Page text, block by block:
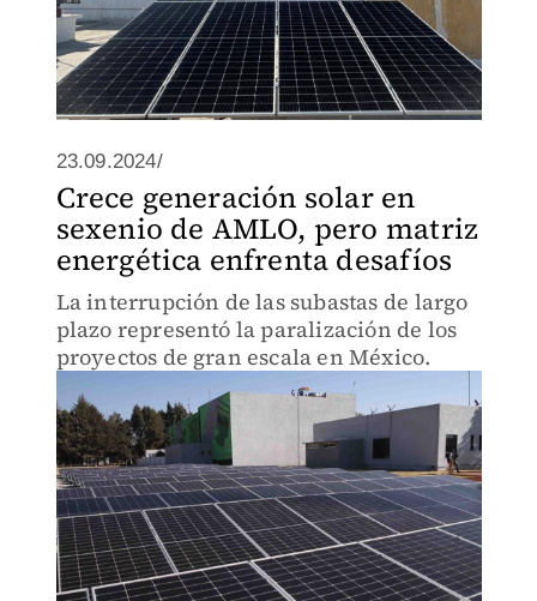
23.09.2024/
Crece generación solar en
sexenio de AMLO, pero matriz
energética enfrenta desafíos
La interrupción de las subastas de largo
plazo representó la paralización de los
proyectos de gran escala en México.